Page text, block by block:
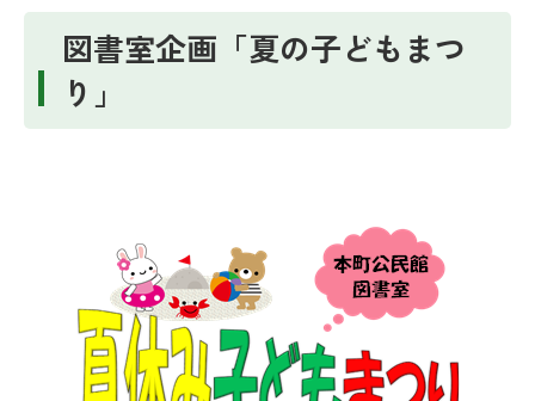
図書室企画「夏の子どもまつ
り」